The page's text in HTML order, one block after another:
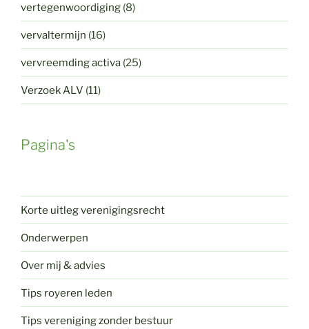
vertegenwoordiging (8)
vervaltermijn (16)
vervreemding activa (25)
Verzoek ALV (11)
Pagina's
Korte uitleg verenigingsrecht
Onderwerpen
Over mij & advies
Tips royeren leden
Tips vereniging zonder bestuur